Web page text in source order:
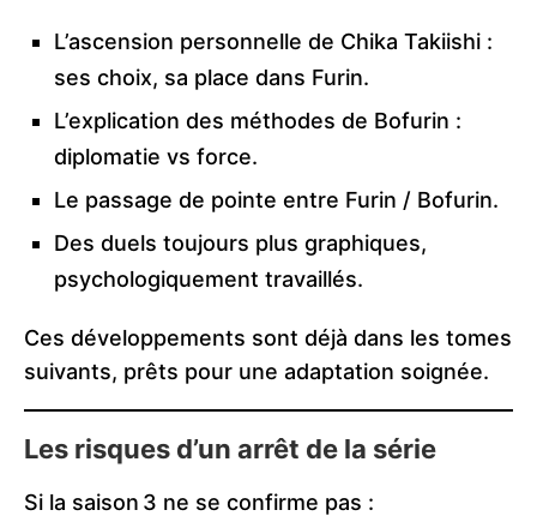
L’ascension personnelle de Chika Takiishi :
ses choix, sa place dans Furin.
L’explication des méthodes de Bofurin :
diplomatie vs force.
Le passage de pointe entre Furin / Bofurin.
Des duels toujours plus graphiques,
psychologiquement travaillés.
Ces développements sont déjà dans les tomes
suivants, prêts pour une adaptation soignée.
Les risques d’un arrêt de la série
Si la saison 3 ne se confirme pas :